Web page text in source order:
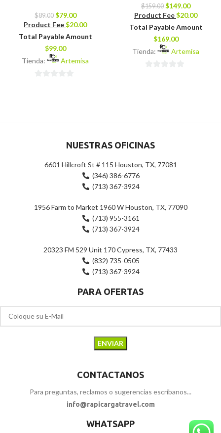
$89.00 $79.00
Product Fee$20.00
Total Payable Amount
$99.00
Tienda:
Artemisa
$159.00 $149.00
Product Fee$20.00
Total Payable Amount
$169.00
Tienda:
Artemisa
NUESTRAS OFICINAS
6601 Hillcroft St # 115 Houston, TX, 77081
(346) 386-6776
(713) 367-3924
1956 Farm to Market 1960 W Houston, TX, 77090
(713) 955-3161
(713) 367-3924
20323 FM 529 Unit 170 Cypress, TX, 77433
(832) 735-0505
(713) 367-3924
PARA OFERTAS
CONTACTANOS
Para preguntas, reclamos o sugerencias escríbanos...
info@rapicargatravel.com
WHATSAPP